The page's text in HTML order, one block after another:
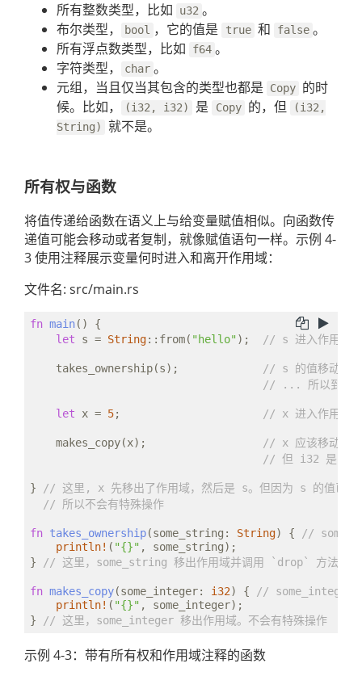
所有整数类型，比如
u32 。
布尔类型，
bool ，它的值是 true 和 false 。
所有浮点数类型，比如
f64 。
字符类型，
char 。
元组，当且仅当其包含的类型也都是
Copy 的时
候。比如，
(i32, i32) 是 Copy 的，但
(i32,
String)
就不是。
所有权与函数
将值传递给函数在语义上与给变量赋值相似。向函数传
递值可能会移动或者复制，就像赋值语句一样。示例 4-
3 使用注释展示变量何时进入和离开作用域：
文件名: src/main.rs
fn main() {
let s = String::from( "hello"); // s 进入作用域
    takes_ownership(s);
// s 的值移动到
// ... 所以到这里
let x = 5; // x 进入作用域
    makes_copy(x);
// x 应该移动函
// 但 i32 是 Copy
}
// 这里, x 先移出了作用域，然后是 s。但因为 s 的值已被
// 所以不会有特殊操作
fn takes_ownership(some_string: String) {
//
println! ( "{}" , some_string);
}
// 这里，some_string 移出作用域并调用 `drop` 方法。占
fn makes_copy(some_integer: i32) {
// some_integer
println! ( "{}" , some_integer);
}
// 这里，some_integer 移出作用域。不会有特殊操作
示例 4-3：带有所有权和作用域注释的函数